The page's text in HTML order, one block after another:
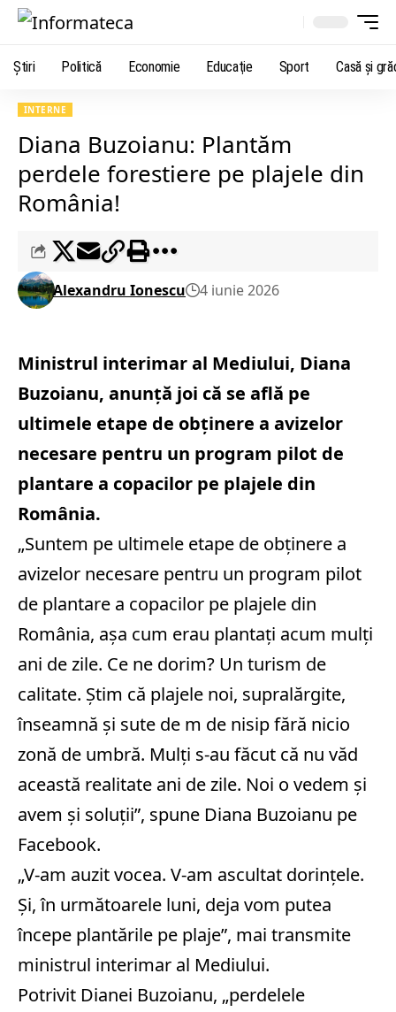
Știri Politică Economie Educaţie Sport Casă şi
INTERNE
Diana Buzoianu: Plantăm
perdele forestiere pe plajele din
România!
Alexandru Ionescu 4 iunie 2026
Ministrul interimar al Mediului, Diana
Buzoianu, anunţă joi că se află pe
ultimele etape de obţinere a avizelor
necesare pentru un program pilot de
plantare a copacilor pe plajele din
România.
„Suntem pe ultimele etape de obţinere a
avizelor necesare pentru un program pilot
de plantare a copacilor pe plajele din
România, aşa cum erau plantaţi acum mulţi
ani de zile. Ce ne dorim? Un turism de
calitate. Ştim că plajele noi, supralărgite,
înseamnă şi sute de m de nisip fără nicio
zonă de umbră. Mulţi s-au făcut că nu văd
această realitate ani de zile. Noi o vedem şi
avem şi soluţii”, spune Diana Buzoianu pe
Facebook.
„V-am auzit vocea. V-am ascultat dorinţele.
Şi, în următoarele luni, deja vom putea
începe plantările pe plaje”, mai transmite
ministrul interimar al Mediului.
Potrivit Dianei Buzoianu, „perdelele